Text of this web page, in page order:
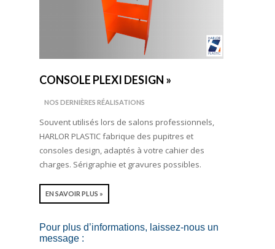
CONSOLE PLEXI DESIGN »
NOS DERNIÈRES RÉALISATIONS
Souvent utilisés lors de salons professionnels,
HARLOR PLASTIC fabrique des pupitres et
consoles design, adaptés à votre cahier des
charges. Sérigraphie et gravures possibles.
EN SAVOIR PLUS »
Pour plus d’informations, laissez-nous un
message :